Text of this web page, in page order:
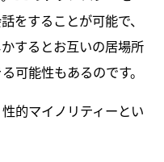
をすることが可能で、
するとお互いの居場所
可能性もあるのです。
的マイノリティーとい